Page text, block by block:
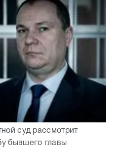
суд рассмотрит
бывшего главы